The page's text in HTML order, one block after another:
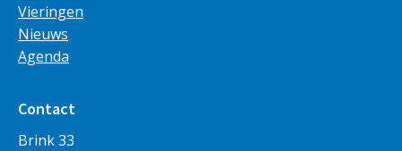
Vieringen
Nieuws
Agenda
Contact
Brink 33